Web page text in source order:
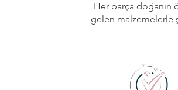
Her parça doğanın
gelen malzemelerle